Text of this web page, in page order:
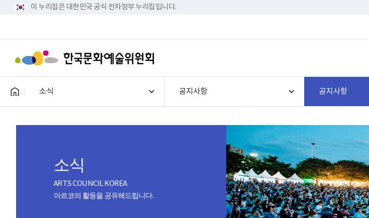
이 누리집은 대한민국 공식 전자정부 누리집입니다.
소식 공지사항 공지사항
소식
ARTS COUNCIL KOREA
아르코의 활동을 공유해드립니다.